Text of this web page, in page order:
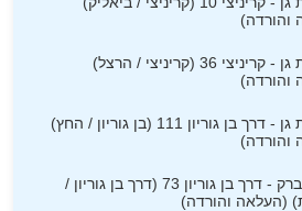
והורדה)
רמת גן - קריניצי 36 (קריניצי / הרצל)
והורדה)
רמת גן - דרך בן גוריון 111 (בן גוריון / החץ)
והורדה)
בני ברק - דרך בן גוריון 73 (דרך בן גוריון /
(העלאה והורדה)